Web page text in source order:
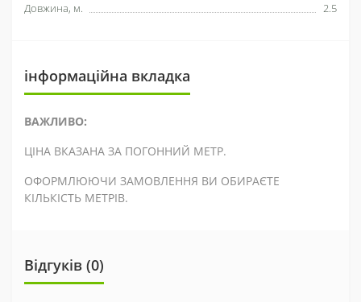
Довжина, м.
2.5
інформаційна вкладка
ВАЖЛИВО:
ЦІНА ВКАЗАНА ЗА ПОГОННИЙ МЕТР.
ОФОРМЛЮЮЧИ ЗАМОВЛЕННЯ ВИ ОБИРАЄТЕ
КІЛЬКІСТЬ МЕТРІВ.
Відгуків (0)